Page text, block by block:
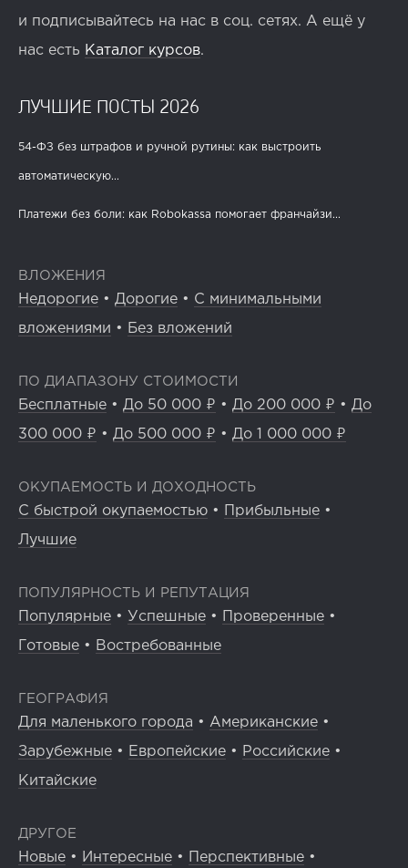
и подписывайтесь на нас в соц. сетях. А ещё у
нас есть Каталог курсов.
ЛУЧШИЕ ПОСТЫ 2026
54-ФЗ без штрафов и ручной рутины: как выстроить
автоматическую...
Платежи без боли: как Robokassa помогает франчайзи...
ВЛОЖЕНИЯ
Недорогие • Дорогие • С минимальными
вложениями • Без вложений
ПО ДИАПАЗОНУ СТОИМОСТИ
Бесплатные • До 50 000 ₽ • До 200 000 ₽ • До
300 000 ₽ • До 500 000 ₽ • До 1 000 000 ₽
ОКУПАЕМОСТЬ И ДОХОДНОСТЬ
С быстрой окупаемостью • Прибыльные •
Лучшие
ПОПУЛЯРНОСТЬ И РЕПУТАЦИЯ
Популярные • Успешные • Проверенные •
Готовые • Востребованные
ГЕОГРАФИЯ
Для маленького города • Американские •
Зарубежные • Европейские • Российские •
Китайские
ДРУГОЕ
Новые • Интересные • Перспективные •